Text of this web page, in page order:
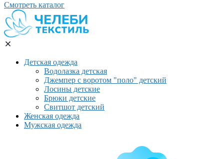
Смотреть каталог
Детская одежда
Водолазка детская
Джемпер с воротом "поло" детский
Лосины детские
Брюки детские
Свитшот детский
Женская одежда
Мужская одежда